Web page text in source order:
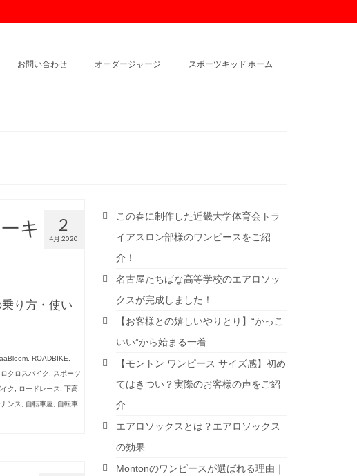
お問い合わせ オーダージャージ スポーツキッド ホーム
2
4月 2020
キ
り方・使い
, ROADBIKE
クロスバイク
スポーツ
ク ロードレース
下高
ンス 自転車屋
自転車
この春に制作した近畿大学体育会トラ
イアスロン部様のワンピースをご紹
介！
名古屋たちばな高等学校のエアロソッ
クスが完成しました！
【お客様との嬉しいやりとり】“かっこ
いい”から始まる一着
【モントン ワンピース サイズ感】初め
てはきつい？実際のお客様の声をご紹
介
エアロソックスとは？エアロソックス
の効果
Montonのワンピースが選ばれる理由｜